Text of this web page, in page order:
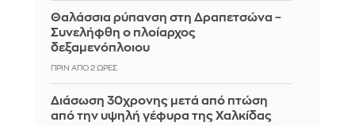
Θαλάσσια ρύπανση στη Δραπετσώνα –
Συνελήφθη ο πλοίαρχος
δεξαμενόπλοιου
ΠΡΙΝ ΑΠΌ 2 ΏΡΕΣ
Διάσωση 30χρονης μετά από πτώση
από την υψηλή γέφυρα της Χαλκίδας